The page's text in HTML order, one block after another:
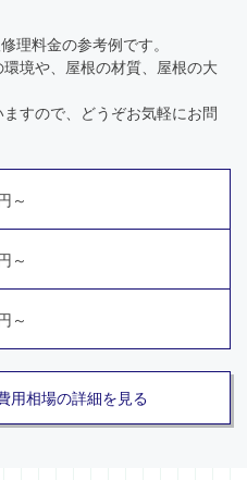
理料金の参考例です。
境や、屋根の材質、屋根の大
すので、どうぞお気軽にお問
～
～
～
用相場の詳細を見る